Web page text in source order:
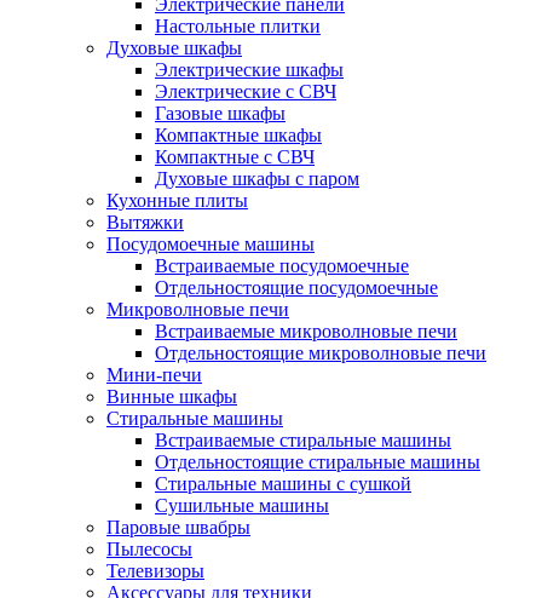
Электрические панели
Настольные плитки
Духовые шкафы
Электрические шкафы
Электрические с СВЧ
Газовые шкафы
Компактные шкафы
Компактные с СВЧ
Духовые шкафы с паром
Кухонные плиты
Вытяжки
Посудомоечные машины
Встраиваемые посудомоечные
Отдельностоящие посудомоечные
Микроволновые печи
Встраиваемые микроволновые печи
Отдельностоящие микроволновые печи
Мини-печи
Винные шкафы
Стиральные машины
Встраиваемые стиральные машины
Отдельностоящие стиральные машины
Стиральные машины с сушкой
Сушильные машины
Паровые швабры
Пылесосы
Телевизоры
Аксессуары для техники